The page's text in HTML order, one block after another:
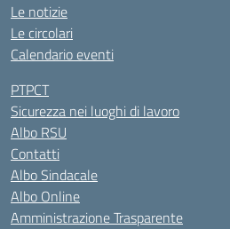
Le notizie
Le circolari
Calendario eventi
PTPCT
Sicurezza nei luoghi di lavoro
Albo RSU
Contatti
Albo Sindacale
Albo Online
Amministrazione Trasparente